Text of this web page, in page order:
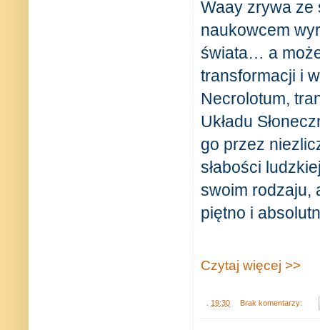
Waay zrywa ze
naukowcem
świata… a
transformacji i
Necrolotum,
Układu
go przez
słabości
swoim rodzaju,
piętno i
Czytaj więcej >>
19:30 Brak komentarzy: